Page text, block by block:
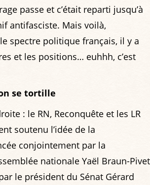
passe et c’était reparti jusqu’à
antifasciste. Mais voilà,
spectre politique français, il y a
et les positions… euhhh, c’est
se tortille
: le RN, Reconquête et les LR
soutenu l’idée de la
conjointement par la
nationale Yaël Braun-Pivet
le président du Sénat Gérard